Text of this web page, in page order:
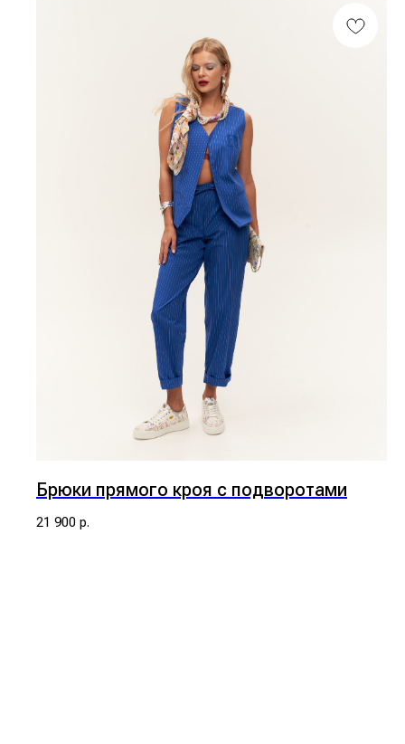
Брюки прямого кроя с подворотами
21 900 р.